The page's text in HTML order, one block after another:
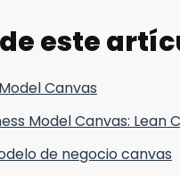
este
Canvas
Model Canvas: Lean
de negocio canvas